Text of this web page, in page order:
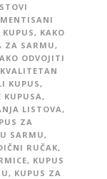
, KAKO
ZA SARMU,
ODVOJITI
KUPUS ,
KUPUSA ,
LISTOVA ,
ZA
SARMU ,
RUČAK,
, KUPUS
, KUPUS ZA